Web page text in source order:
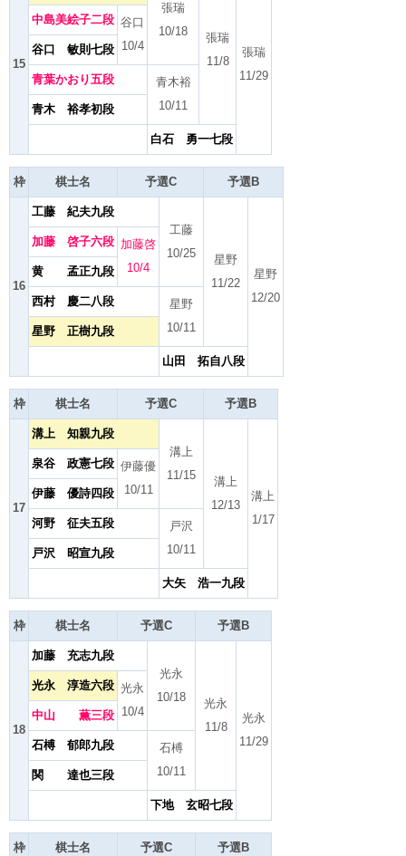
15
張瑞
10/18
張瑞
11/8
張瑞
11/29
中島美絵子二段 谷口
10/4
谷口 敏則七段
青葉かおり五段
青木裕
10/11
青木 裕孝初段
白石 勇一七段
枠 棋士名 予選C 予選B
16
工藤 紀夫九段
工藤
10/25
星野
11/22
星野
12/20
加藤 啓子六段 加藤啓
10/4
黄 孟正九段
西村 慶二八段
星野
10/11
星野 正樹九段
山田 拓自八段
枠 棋士名 予選C 予選B
17
溝上 知親九段
溝上
11/15
溝上
12/13
溝上
1/17
泉谷 政憲七段 伊藤優
10/11
伊藤 優詩四段
河野 征夫五段
戸沢
10/11
戸沢 昭宣九段
大矢 浩一九段
枠 棋士名 予選C 予選B
18
加藤 充志九段
光永
10/18
光永
11/8
光永
11/29
光永 淳造六段 光永
10/4
中山 薫三段
石榑 郁郎九段
石榑
10/11
関 達也三段
下地 玄昭七段
枠 棋士名 予選C 予選B